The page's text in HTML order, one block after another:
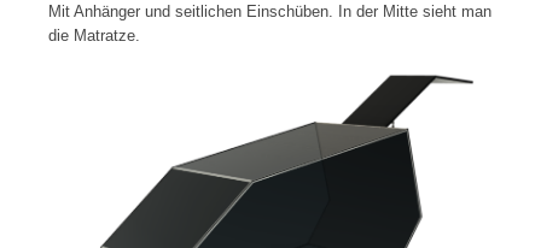
Mit Anhänger und seitlichen Einschüben. In der Mitte sieht man
die Matratze.